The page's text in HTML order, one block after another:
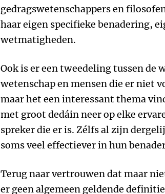
gedragswetenschappers en
haar eigen specifieke benadering,
wetmatigheden.
Ook is er een tweedeling tussen de
wetenschap en mensen die er niet
maar het een interessant thema
met groot dedáin neer op elke
spreker die er is. Zélfs al zijn
soms veel effectiever in hun
Terug naar vertrouwen dat maar
er geen algemeen geldende